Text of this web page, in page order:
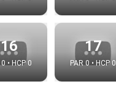
16
0 • HCP 0
17
PAR 0 • HCP 0